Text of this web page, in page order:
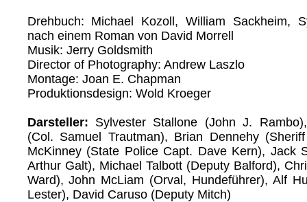
Drehbuch: Michael Kozoll, William Sackheim,
nach einem Roman von David Morrell
Musik: Jerry Goldsmith
Director of Photography: Andrew Laszlo
Montage: Joan E. Chapman
Produktionsdesign: Wold Kroeger
Darsteller: Sylvester Stallone (John J.
(Col. Samuel Trautman), Brian Dennehy
McKinney (State Police Capt. Dave Kern), Jack
Arthur Galt), Michael Talbott (Deputy Balford),
Ward), John McLiam (Orval, Hundeführer), Alf
Lester), David Caruso (Deputy Mitch)